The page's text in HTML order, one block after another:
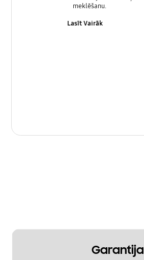
meklēšanu.
Lasīt Vairāk
Garantija